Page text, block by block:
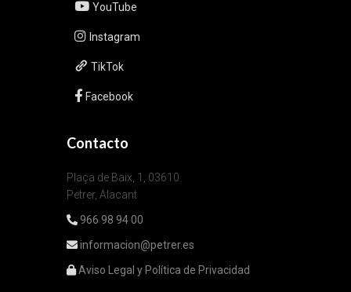
YouTube
Instagram
TikTok
Facebook
Contacto
Plaça de Baix, 1, 03610
Petrer, Alacant
966 98 94 00
informacion@petrer.es
Aviso Legal y Política de Privacidad